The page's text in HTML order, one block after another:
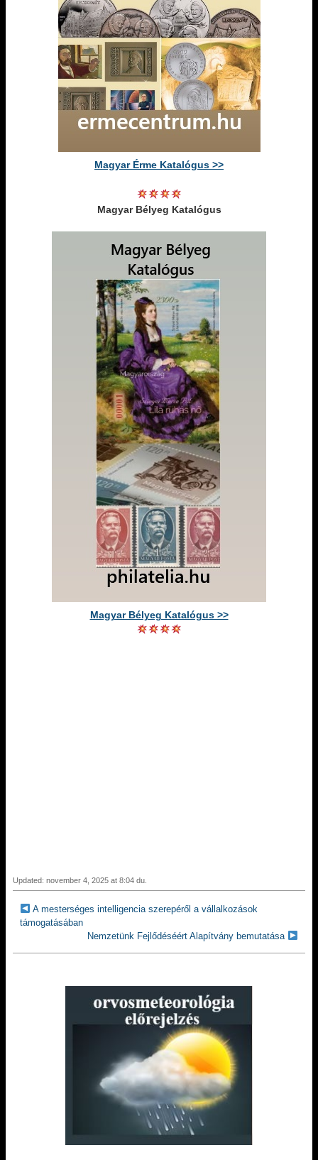
Magyar Érme Katalógus >>
Magyar Bélyeg Katalógus
Magyar Bélyeg Katalógus >>
Updated: november 4, 2025 at 8:04 du.
A mesterséges intelligencia szerepéről a vállalkozások
támogatásában
Nemzetünk Fejlődéséért Alapítvány bemutatása